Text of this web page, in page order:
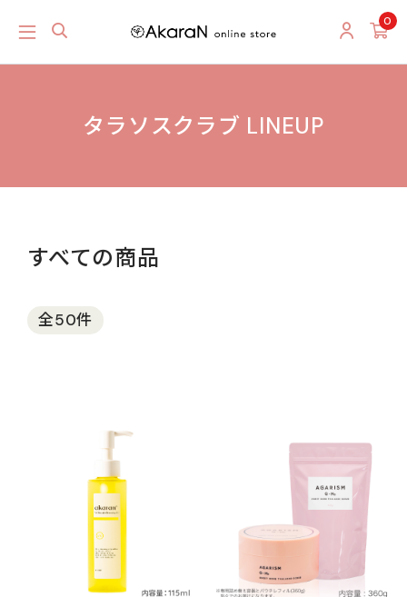
0
タラソスクラブ LINEUP
すべての商品
全50件